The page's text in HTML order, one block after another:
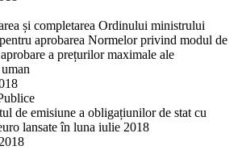
și completarea Ordinului ministrului
aprobarea Normelor privind modul de
a prețurilor maximale ale
de emisiune a obligațiunilor de stat cu
lansate în luna iulie 2018